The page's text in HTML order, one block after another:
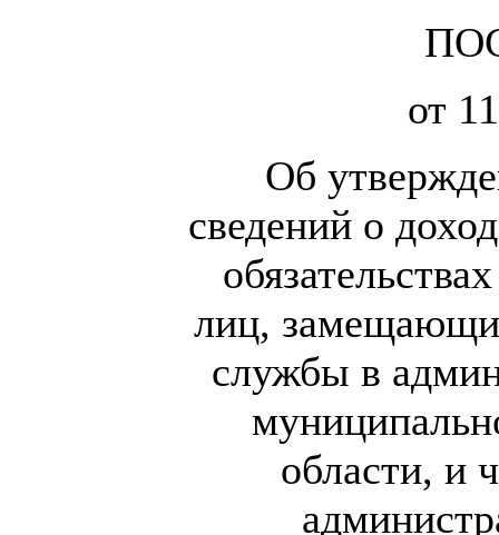
от
Об
сведений о
лиц,
службы в
области, и